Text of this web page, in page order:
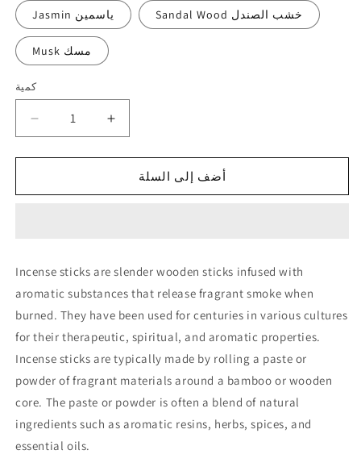
Jasmin ياسمين Sandal Wood خشب الصندل
Musk مسك
كمية
كمية
لـ
Stick
زيادة
لـ
Incense
Stick
أضف إلى السلة
Incense sticks are slender wooden sticks infused with
aromatic substances that release fragrant smoke when
burned. They have been used for centuries in various cultures
for their therapeutic, spiritual, and aromatic properties.
Incense sticks are typically made by rolling a paste or
powder of fragrant materials around a bamboo or wooden
core. The paste or powder is often a blend of natural
ingredients such as aromatic resins, herbs, spices, and
essential oils.